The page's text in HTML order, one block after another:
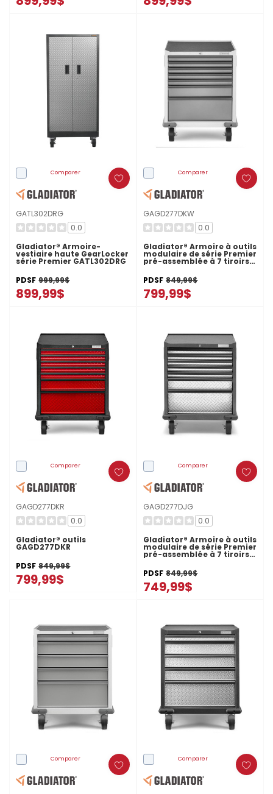
Comparer
GATL302DRG
0.0
Gladiator® Armoire-
vestiaire haute GearLocker
série Premier GATL302DRG
PDSF 999,99$
899,99$
Comparer
GAGD277DKW
0.0
Gladiator® Armoire à outils
modulaire de série Premier
pré-assemblée à 7 tiroirs
GAGD277DKW
PDSF 849,99$
799,99$
Comparer
GAGD277DKR
0.0
Gladiator® outils
GAGD277DKR
PDSF 849,99$
799,99$
Comparer
GAGD277DJG
0.0
Gladiator® Armoire à outils
modulaire de série Premier
pré-assemblée à 7 tiroirs
GAGD277DJG
PDSF 849,99$
749,99$
Comparer Comparer